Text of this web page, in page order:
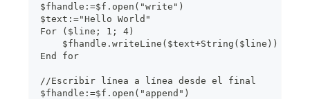
$fhandle:=$f.open("write")
$text:="Hello World"
For ($line; 1; 4)
    $fhandle.writeLine($text+String($line))
End for
//Escribir línea a línea desde el final
$fhandle:=$f.open("append")